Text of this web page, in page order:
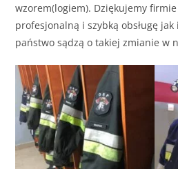
wzorem(logiem). Dziękujemy
profesjonalną i szybką obsługę
państwo sądzą o takiej zmianie w